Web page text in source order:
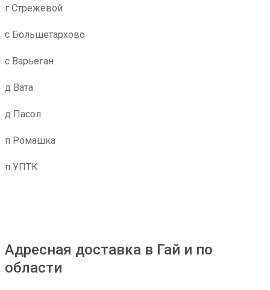
г Стрежевой
с Большетархово
с Варьеган
д Вата
д Пасол
п Ромашка
п УПТК
Адресная доставка в Гай и по
области